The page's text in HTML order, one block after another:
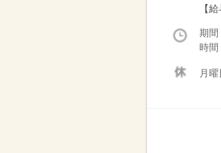
【
期
時
月